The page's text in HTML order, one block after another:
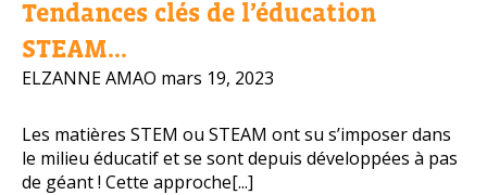
Tendances clés de l’éducation
STEAM...
ELZANNE AMAO mars 19, 2023
Les matières STEM ou STEAM ont su s’imposer dans
le milieu éducatif et se sont depuis développées à pas
de géant ! Cette approche[...]
Numéro de téléphone portable
Politique de confidentialité